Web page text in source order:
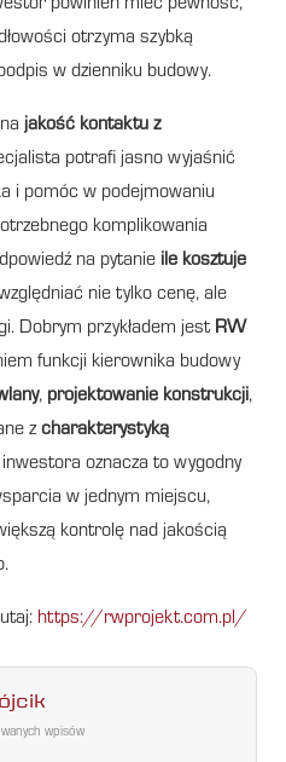
powinien mieć pewność,
otrzyma szybką
w dzienniku budowy.
jakość kontaktu z
potrafi jasno wyjaśnić
i pomóc w podejmowaniu
komplikowania
na pytanie ile kosztuje
nie tylko cenę, ale
Dobrym przykładem jest RW
funkcji kierownika budowy
, projektowanie konstrukcji,
z charakterystyką
oznacza to wygodny
w jednym miejscu,
kontrolę nad jakością
https://rwprojekt.com.pl/
wpisów